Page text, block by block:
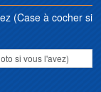
(Case à cocher si